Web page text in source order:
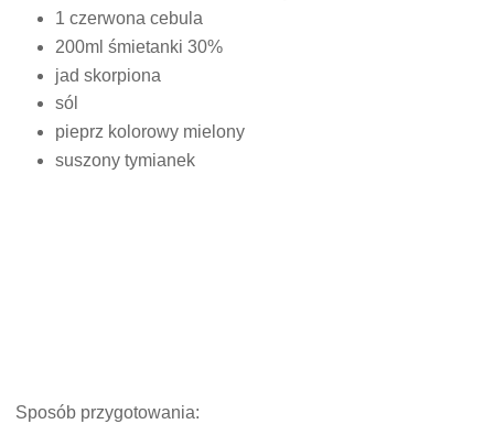
1 czerwona cebula
200ml śmietanki 30%
jad skorpiona
sól
pieprz kolorowy mielony
suszony tymianek
Sposób przygotowania: